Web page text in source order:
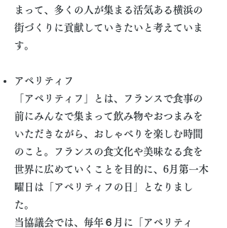
まって、多くの人が集まる活気ある横浜の
街づくりに貢献していきたいと考えていま
す。
アペリティフ
「アペリティフ」とは、フランスで食事の
前にみんなで集まって飲み物やおつまみを
いただきながら、おしゃ べりを楽しむ時間
のこと。フランスの食文化や美味なる食を
世界に広めていくことを目的に、6月第一木
曜日は「アペリティフの日」となりまし
た。
当協議会では、毎年６月に「アペリティ